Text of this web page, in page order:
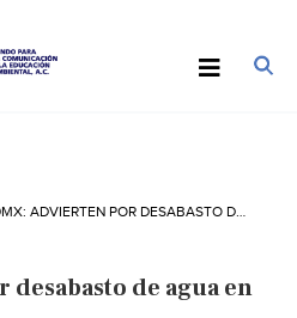
desabasto de agua en